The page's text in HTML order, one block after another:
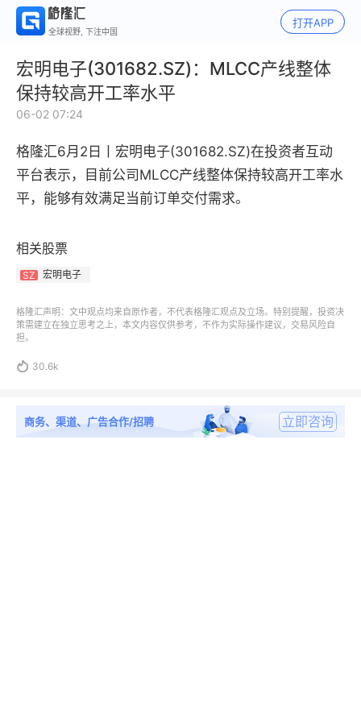
全球视野, 下注中国
打开APP
宏明电子(301682.SZ)：MLCC产线整体
保持较高开工率水平
06-02 07:24
格隆汇6月2日丨 宏明电子(301682.SZ)在投资者互动
平台表示，
目前公司MLCC产线整体保持较高开工率水
平，能够有效满足当前订单交付需求。
相关股票
SZ 宏明电子
格隆汇声明：文中观点均来自原作者，不代表格隆汇观点及立场。特别提醒，投资决
策需建立在独立思考之上，本文内容仅供参考，不作为实际操作建议，交易风险自
担。
 30.6k
商务、渠道、广告合作/招聘 立即咨询